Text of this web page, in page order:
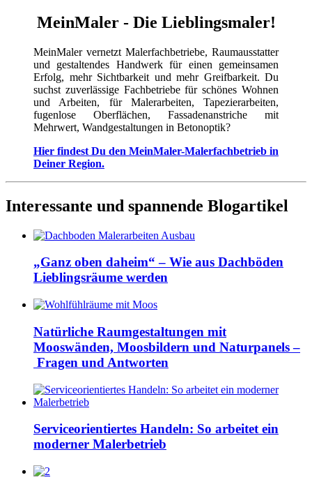
MeinMaler - Die Lieblingsmaler!
MeinMaler vernetzt Malerfachbetriebe, Raumausstatter
und gestaltendes Handwerk für einen gemeinsamen
Erfolg, mehr Sichtbarkeit und mehr Greifbarkeit. Du
suchst zuverlässige Fachbetriebe für schönes Wohnen
und Arbeiten, für Malerarbeiten, Tapezierarbeiten,
fugenlose Oberflächen, Fassadenanstriche mit
Mehrwert, Wandgestaltungen in Betonoptik?
Hier findest Du den MeinMaler-Malerfachbetrieb in
Deiner Region.
Interessante und spannende Blogartikel
„Ganz oben daheim“ – Wie aus Dachböden
Lieblingsräume werden
Natürliche Raumgestaltungen mit
Mooswänden, Moosbildern und Naturpanels –
Fragen und Antworten
Serviceorientiertes Handeln: So arbeitet ein
moderner Malerbetrieb